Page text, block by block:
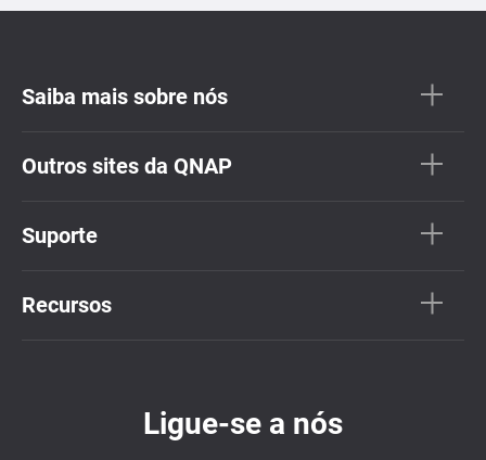
Saiba mais sobre nós
Outros sites da QNAP
Suporte
Recursos
Ligue-se a nós